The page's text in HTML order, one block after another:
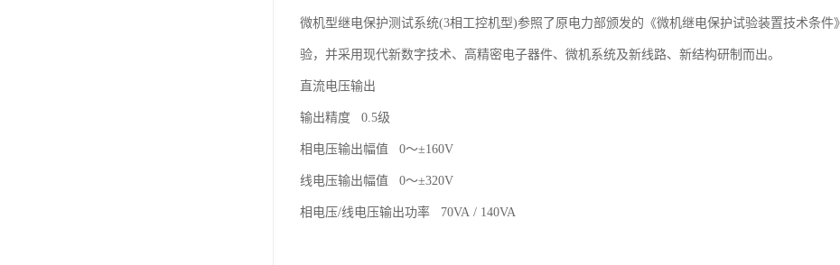
微机型继电保护测试系统(3相工控机型)参照了原电力部颁发的《微机继电保护试验装置技术条
验，并采用现代新数字技术、高精密电子器件、微机系统及新线路、新结构研制而出。
直流电压输出
输出精度 0.5级
相电压输出幅值 0～±160V
线电压输出幅值 0～±320V
相电压/线电压输出功率 70VA / 140VA